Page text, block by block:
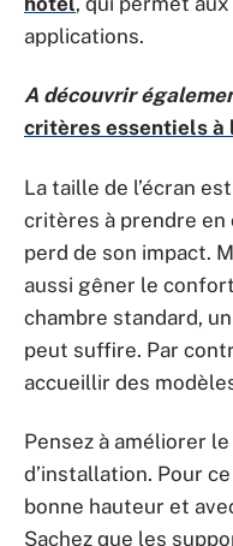
applications.
A découvrir
critères essentiels à
La taille de l’écran
critères à prendre
perd de son impact.
aussi gêner le
chambre standard,
peut suffire. Par
accueillir des
Pensez à améliorer
d’installation. Pour
bonne hauteur et
Sachez que les